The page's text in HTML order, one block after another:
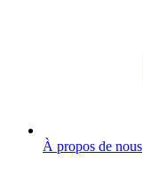
À propos de nous